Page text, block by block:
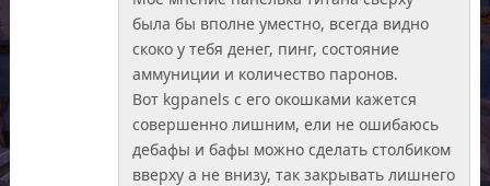
была бы вполне уместно, всегда видно
скоко у тебя денег, пинг, состояние
аммуниции и количество паронов.
Вот kgpanels с его окошками кажется
совершенно лишним, ели не ошибаюсь
дебафы и бафы можно сделать столбиком
вверху а не внизу, так закрывать лишнего